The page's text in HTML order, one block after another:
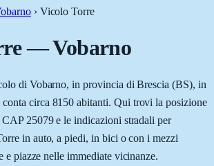
› Vicolo Torre
—Vobarno
di Vobarno, in provincia di Brescia (BS), in
circa 8150 abitanti. Qui trovi la posizione
CAP 25079 e le indicazioni stradali per
in auto, a piedi, in bici o con i mezzi
piazze nelle immediate vicinanze.